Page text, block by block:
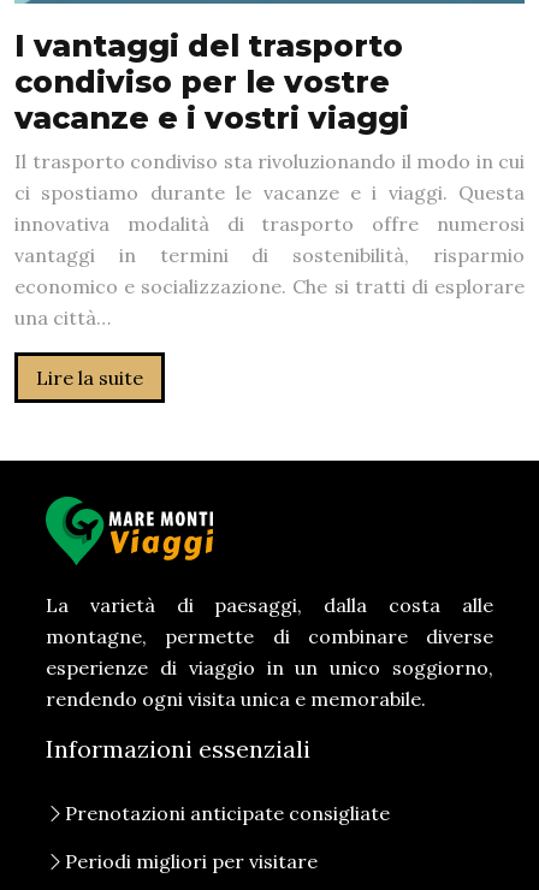
I vantaggi del trasporto
condiviso per le vostre
vacanze e i vostri viaggi
Il trasporto condiviso sta rivoluzionando il modo in cui
ci spostiamo durante le vacanze e i viaggi. Questa
innovativa modalità di trasporto offre numerosi
vantaggi in termini di sostenibilità, risparmio
economico e socializzazione. Che si tratti di esplorare
una città…
Lire la suite
La varietà di paesaggi, dalla costa alle
montagne, permette di combinare diverse
esperienze di viaggio in un unico soggiorno,
rendendo ogni visita unica e memorabile.
Informazioni essenziali
Prenotazioni anticipate consigliate
Periodi migliori per visitare